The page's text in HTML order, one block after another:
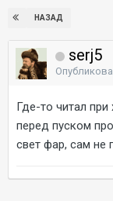
НАЗАД
serj5
Где-то читал
перед пуском
свет фар, сам не